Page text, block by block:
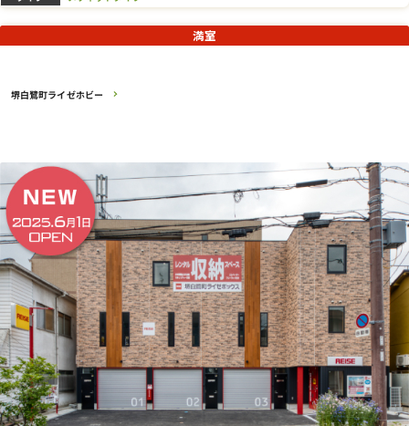
堺白鷺町ライゼホビー
満室